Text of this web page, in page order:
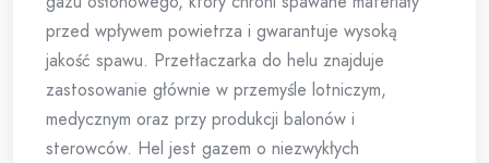
przed wpływem powietrza i gwarantuje wysoką
jakość spawu. Przetłaczarka do helu znajduje
zastosowanie głównie w przemyśle lotniczym,
medycznym oraz przy produkcji balonów i
sterowców. Hel jest gazem o niezwykłych